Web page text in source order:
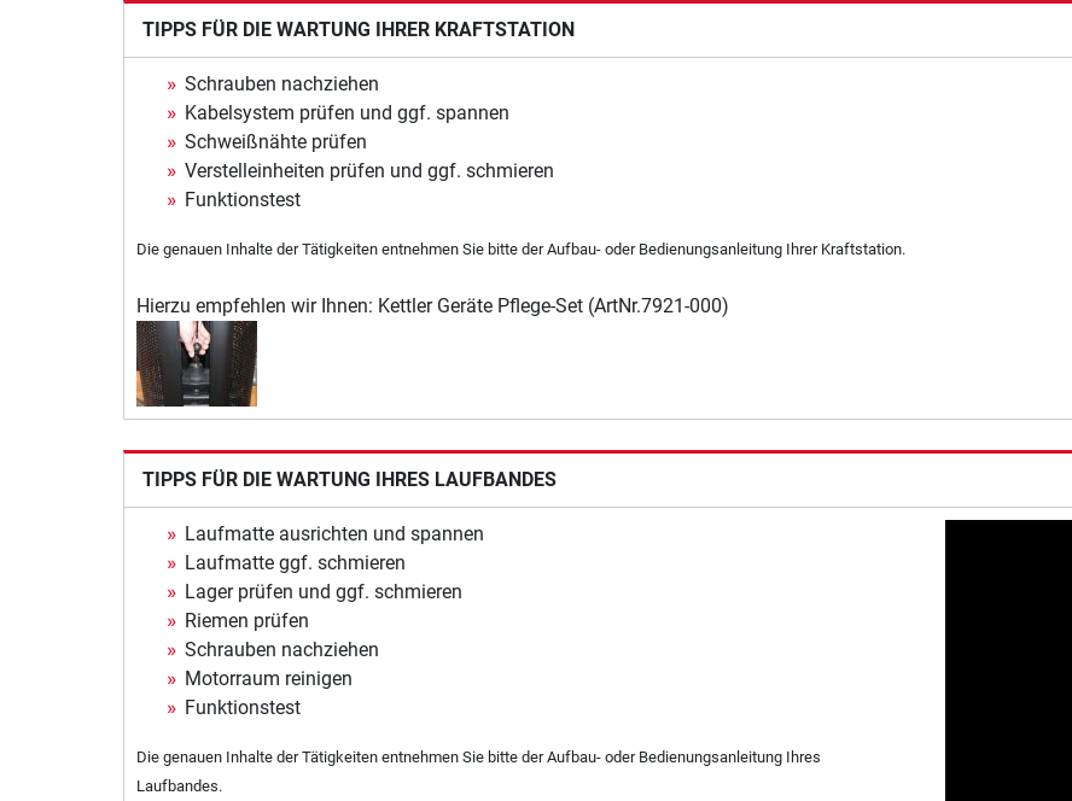
TIPPS FÜR DIE WARTUNG IHRER KRAFTSTATION
Schrauben nachziehen
Kabelsystem prüfen und ggf. spannen
Schweißnähte prüfen
Verstelleinheiten prüfen und ggf. schmieren
Funktionstest
Die genauen Inhalte der Tätigkeiten entnehmen Sie bitte der Aufbau- oder Bedienungsanleitung Ihrer Kraftstation.
Hierzu empfehlen wir Ihnen: Kettler Geräte Pflege-Set (ArtNr.7921-000)
TIPPS FÜR DIE WARTUNG IHRES LAUFBANDES
Laufmatte ausrichten und spannen
Laufmatte ggf. schmieren
Lager prüfen und ggf. schmieren
Riemen prüfen
Schrauben nachziehen
Motorraum reinigen
Funktionstest
Die genauen Inhalte der Tätigkeiten entnehmen Sie bitte der Aufbau- oder Bedienungsanleitung Ihres
Laufbandes.